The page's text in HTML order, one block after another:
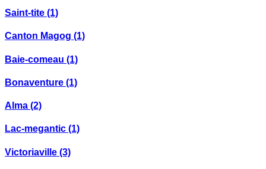
Saint-tite (1)
Canton Magog (1)
Baie-comeau (1)
Bonaventure (1)
Alma (2)
Lac-megantic (1)
Victoriaville (3)